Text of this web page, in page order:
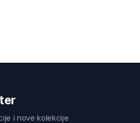
i nove kolekcije